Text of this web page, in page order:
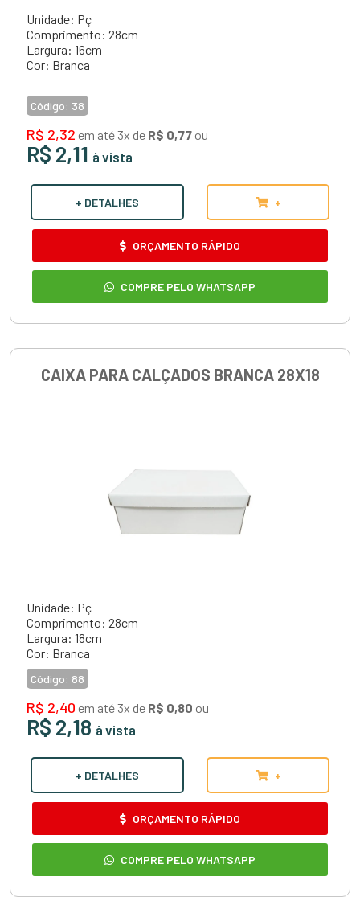
Unidade: Pç
Comprimento: 28cm
Largura: 16cm
Cor: Branca
Código: 38
R$ 2,32 em até 3x de R$ 0,77 ou
R$ 2,11 à vista
+ DETALHES +
ORÇAMENTO RÁPIDO
COMPRE PELO WHATSAPP
CAIXA PARA CALÇADOS BRANCA 28X18
Unidade: Pç
Comprimento: 28cm
Largura: 18cm
Cor: Branca
Código: 88
R$ 2,40 em até 3x de R$ 0,80 ou
R$ 2,18 à vista
+ DETALHES +
ORÇAMENTO RÁPIDO
COMPRE PELO WHATSAPP